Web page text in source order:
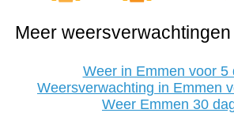
Meer
Weer in Emmen voor 5
Weersverwachting in Emmen
Weer Emmen 30